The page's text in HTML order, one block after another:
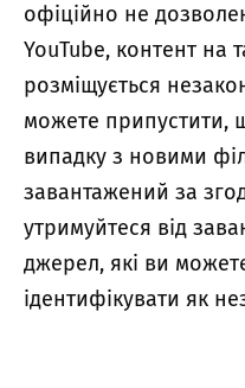
офіційно не
YouTube, контент на
розміщується
можете припустити,
випадку з новими
завантажений за
утримуйтеся від
джерел, які ви
ідентифікувати як